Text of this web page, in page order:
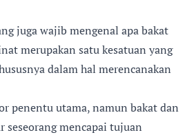
juga wajib mengenal apa bakat
merupakan satu kesatuan yang
dalam hal merencanakan
penentu utama, namun bakat dan
seseorang mencapai tujuan